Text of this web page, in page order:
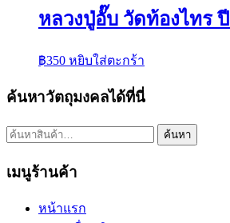
หลวงปู่อั๊บ วัดท้องไทร ปี
฿350 หยิบใส่ตะกร้า
ค้นหาวัตถุมงคลได้ที่นี่
ค้นหา: ค้นหา
เมนูร้านค้า
หน้าแรก